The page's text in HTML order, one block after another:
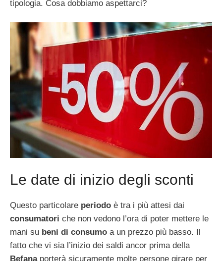
tipologia. Cosa dobbiamo aspettarci?
Le date di inizio degli sconti
Questo particolare periodo è tra i più attesi dai
consumatori che non vedono l’ora di poter mettere le
mani su beni di consumo a un prezzo più basso. Il
fatto che vi sia l’inizio dei saldi ancor prima della
Befanaporterà sicuramente molte persone girare per